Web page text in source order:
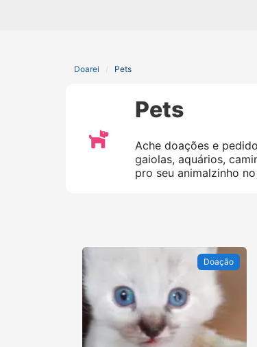
Doarei Pets
Pets
Ache doações e
gaiolas, aquários,
pro seu animalzinho
Doação